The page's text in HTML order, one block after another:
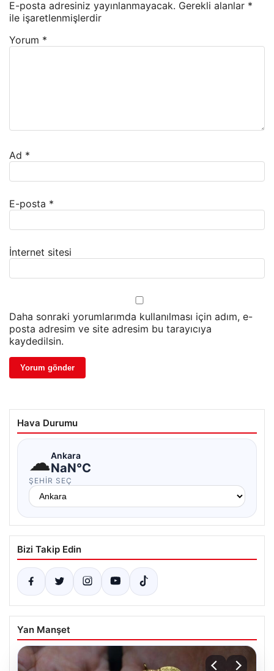
E-posta adresiniz yayınlanmayacak. Gerekli alanlar *
ile işaretlenmişlerdir
Yorum *
Ad *
E-posta *
İnternet sitesi
Daha sonraki yorumlarımda kullanılması için adım, e-
posta adresim ve site adresim bu tarayıcıya
kaydedilsin.
Hava Durumu
☁Ankara
NaN°C
ŞEHIR SEÇ
Bizi Takip Edin
Yan Manşet